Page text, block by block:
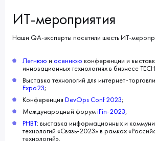
ИТ-мероприятия
Наши QA-эксперты посетили шесть ИТ-
Летнюю и осеннюю конференции и
инновационных технологиях в бизнесе
Выставка технологий для интернет-
Expo23;
Конференция DevOps Conf 2023;
Международный форумiFin-2023;
РНВТ: выставка информационных и
технологий «Связь-2023» в рамках
технологий».